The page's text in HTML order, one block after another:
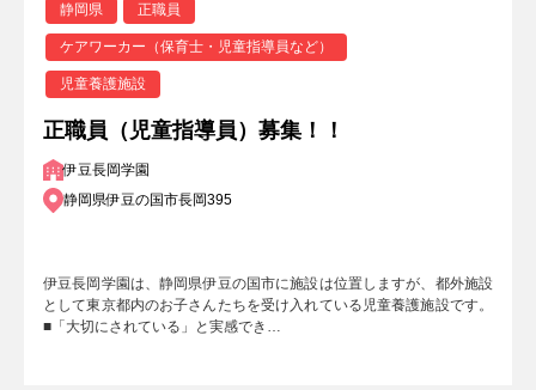
静岡県 正職員
ケアワーカー（保育士・児童指導員など）
児童養護施設
正職員（児童指導員）募集！！
伊豆長岡学園
静岡県伊豆の国市長岡395
伊豆長岡学園は、静岡県伊豆の国市に施設は位置しますが、都外施設
として東京都内のお子さんたちを受け入れている児童養護施設です。
■「大切にされている」と実感でき…